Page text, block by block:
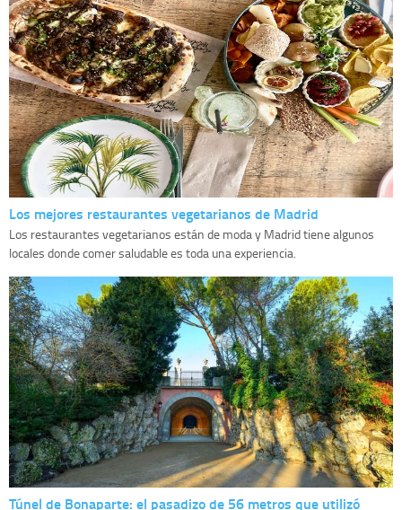
Los mejores restaurantes vegetarianos de Madrid
Los restaurantes vegetarianos están de moda y Madrid tiene algunos
locales donde comer saludable es toda una experiencia.
Túnel de Bonaparte: el pasadizo de 56 metros que utilizó